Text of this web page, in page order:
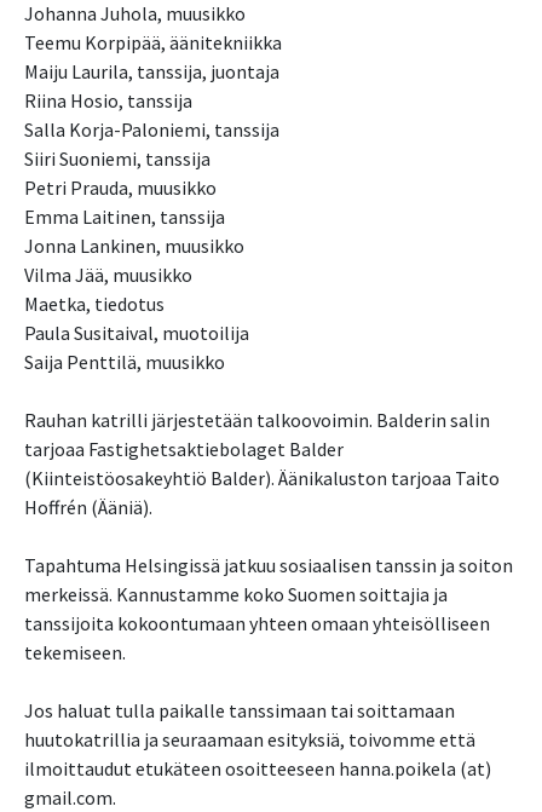
Johanna Juhola, muusikko
Teemu Korpipää, äänitekniikka
Maiju Laurila, tanssija, juontaja
Riina Hosio, tanssija
Salla Korja-Paloniemi, tanssija
Siiri Suoniemi, tanssija
Petri Prauda, muusikko
Emma Laitinen, tanssija
Jonna Lankinen, muusikko
Vilma Jää, muusikko
Maetka, tiedotus
Paula Susitaival, muotoilija
Saija Penttilä, muusikko
Rauhan katrilli järjestetään talkoovoimin. Balderin salin
tarjoaa Fastighetsaktiebolaget Balder
(Kiinteistöosakeyhtiö Balder). Äänikaluston tarjoaa Taito
Hoffrén (Ääniä).
Tapahtuma Helsingissä jatkuu sosiaalisen tanssin ja soiton
merkeissä. Kannustamme koko Suomen soittajia ja
tanssijoita kokoontumaan yhteen omaan yhteisölliseen
tekemiseen.
Jos haluat tulla paikalle tanssimaan tai soittamaan
huutokatrillia ja seuraamaan esityksiä, toivomme että
ilmoittaudut etukäteen osoitteeseen hanna.poikela (at)
gmail.com.